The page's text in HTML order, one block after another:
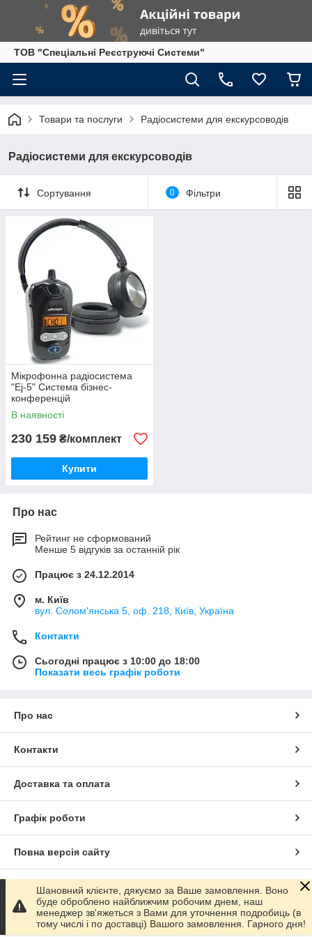
ТОВ "Спеціальні Реєструючі Системи"
Товари та послуги Радіосистеми для екскурсоводів
Радіосистеми для екскурсоводів
Сортування 0 Фільтри
Мікрофонна радіосистема
"Ej-5" Система бізнес-
конференцій
В наявності
230 159 ₴/комплект
Купити
Про нас
Рейтинг не сформований
Менше 5 відгуків за останній рік
Працює з 24.12.2014
м. Київ
вул. Солом'янська 5, оф. 218, Київ, Україна
Контакти
Сьогодні працює з 10:00 до 18:00
Показати весь графік роботи
Про нас
Контакти
Доставка та оплата
Графік роботи
Повна версія сайту
Сайт створено на маркетплейсі Prom.ua
Політика конфіденційності
Шановний клієнте, дякуємо за Ваше замовлення. Воно
буде оброблено найближчим робочим днем, наш
менеджер зв'яжеться з Вами для уточнення подробиць (в
тому числі і по доставці) Вашого замовлення. Гарного дня!